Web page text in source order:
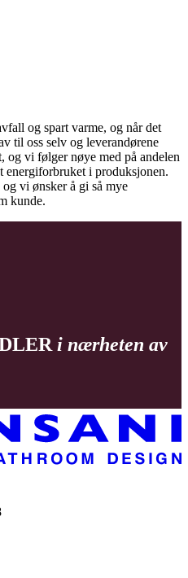
og spart varme, og når det
til oss selv og leverandørene
og vi følger nøye med på andelen
energiforbruket i produksjonen.
vi ønsker å gi så mye
kunde.
i nærheten av